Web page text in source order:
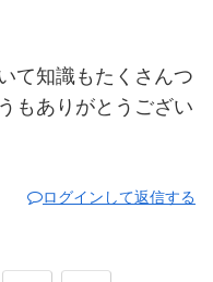
て知識もたくさんつ
もありがとうござい
ログインして返信する